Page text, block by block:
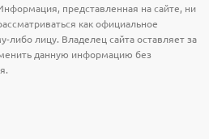
представленная на сайте, ни
как официальное
либо лицу. Владелец сайта оставляет за
данную информацию без